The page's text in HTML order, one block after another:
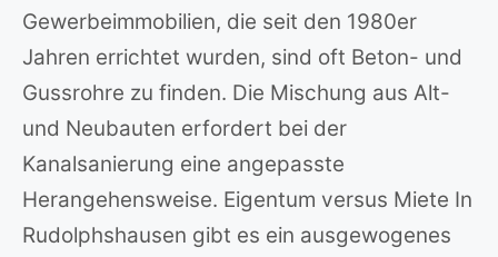
Gewerbeimmobilien, die seit den 1980er
Jahren errichtet wurden, sind oft Beton- und
Gussrohre zu finden. Die Mischung aus Alt-
und Neubauten erfordert bei der
Kanalsanierung eine angepasste
Herangehensweise. Eigentum versus Miete In
Rudolphshausen gibt es ein ausgewogenes